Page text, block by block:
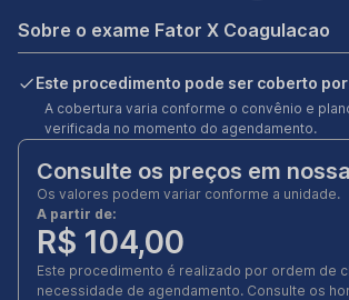
Sobre o exame Fator X Coagulacao
Este procedimento pode ser coberto
A cobertura varia conforme o convênio e
verificada no momento do agendamento.
Consulte os preços em
Os valores podem variar conforme a unidade.
A partir de:
R$ 104,00
Este procedimento é realizado por ordem de
necessidade de agendamento. Consulte os